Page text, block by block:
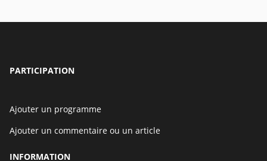
PARTICIPATION
Ajouter un programme
Ajouter un commentaire ou un article
INFORMATION